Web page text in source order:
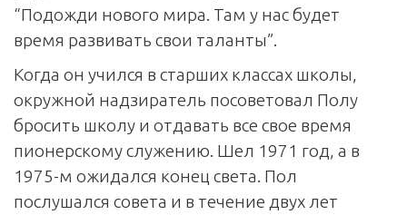
“Подожди нового мира. Там у нас будет
время развивать свои таланты”.
Когда он учился в старших классах школы,
окружной надзиратель посоветовал Полу
бросить школу и отдавать все свое время
пионерскому служению. Шел 1971 год, а в
1975-м ожидался конец света. Пол
послушался совета и в течение двух лет